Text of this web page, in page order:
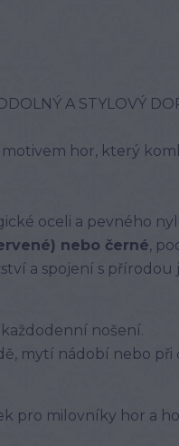
A STYLOVÝ
hor, který
oceli a pevného
nebo černé,
a spojení s
nošení.
mytí nádobí nebo
pro milovníky hor a